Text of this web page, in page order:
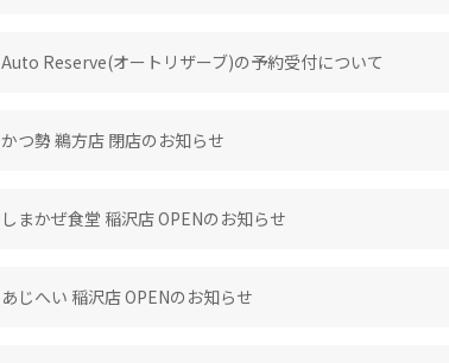
Auto Reserve(オートリザーブ)の予約受付について
かつ勢 鵜方店 閉店のお知らせ
しまかぜ食堂 稲沢店 OPENのお知らせ
あじへい 稲沢店 OPENのお知らせ